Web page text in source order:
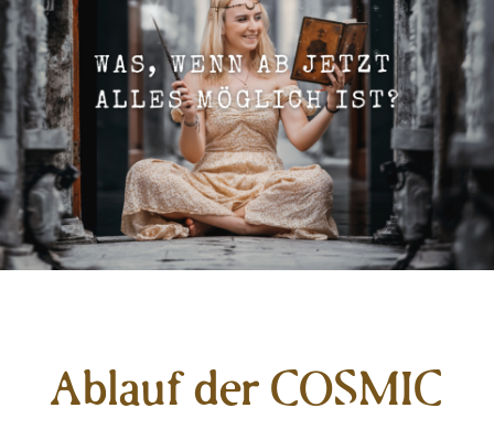
Ablauf der COSMIC